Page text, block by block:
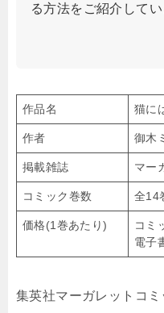
る方法をご紹介してい
作品名 猫に
作者 御木
掲載雑誌 マー
コミック巻数 全14
価格(1巻あたり)
コミ
電子
集英社マーガレットコ